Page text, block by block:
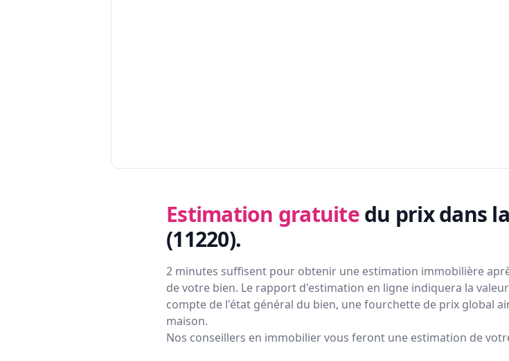
Estimation gratuite du prixdans
(11220).
2 minutes suffisent pour obtenir une estimation immobilière
de votre bien. Le rapport d'estimation en ligne indiquera la
compte de l'état général du bien, une fourchette de prix global
maison.
Nos conseillers en immobilier vous feront une estimation de